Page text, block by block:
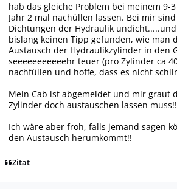
hab das gleiche Problem bei meinem 9-
Jahr 2 mal nachüllen lassen. Bei mir
Dichtungen der Hydraulik
bislang keinen Tipp gefunden, wie man
Austausch der Hydraulikzylinder in den
seeeeeeeeeeehr teuer (pro Zylinder ca
nachfüllen und hoffe, dass es nicht
Mein Cab ist abgemeldet und mir graut
Zylinder doch austauschen lassen
Ich wäre aber froh, falls jemand sagen
den Austausch herumkommt!!
Zitat